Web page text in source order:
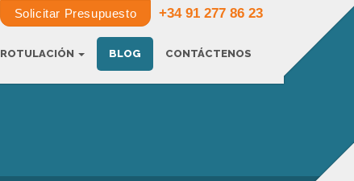
+34 91 277 86 23
Solicitar Presupuesto
ROTULACIÓN BLOG CONTÁCTENOS